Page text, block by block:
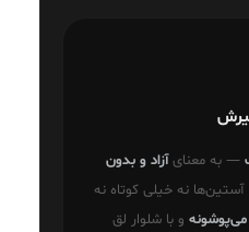
— به معنایآزاد و بدون
نه خیلی کوتاه نه
و با شلوار لق